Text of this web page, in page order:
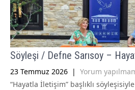
Söyleşi / Defne Sarısoy –
23 Temmuz 2026 | Yorum
“Hayatla İletişim” başlıklı